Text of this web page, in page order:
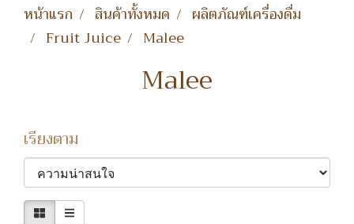
หน้าแรก สินค้าทั้งหมด
ผลิตภัณฑ์เครื่องดื่ม
Fruit Juice
Malee
Malee
เรียงตาม